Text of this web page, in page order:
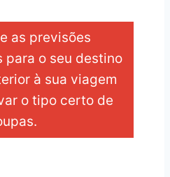
as previsões
para o seu destino
à sua viagem
o tipo certo de